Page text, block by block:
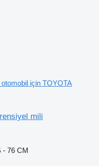
otomobil için TOYOTA
mili
- 76 CM